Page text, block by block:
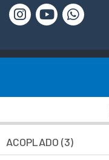
ACOPLADO (3)